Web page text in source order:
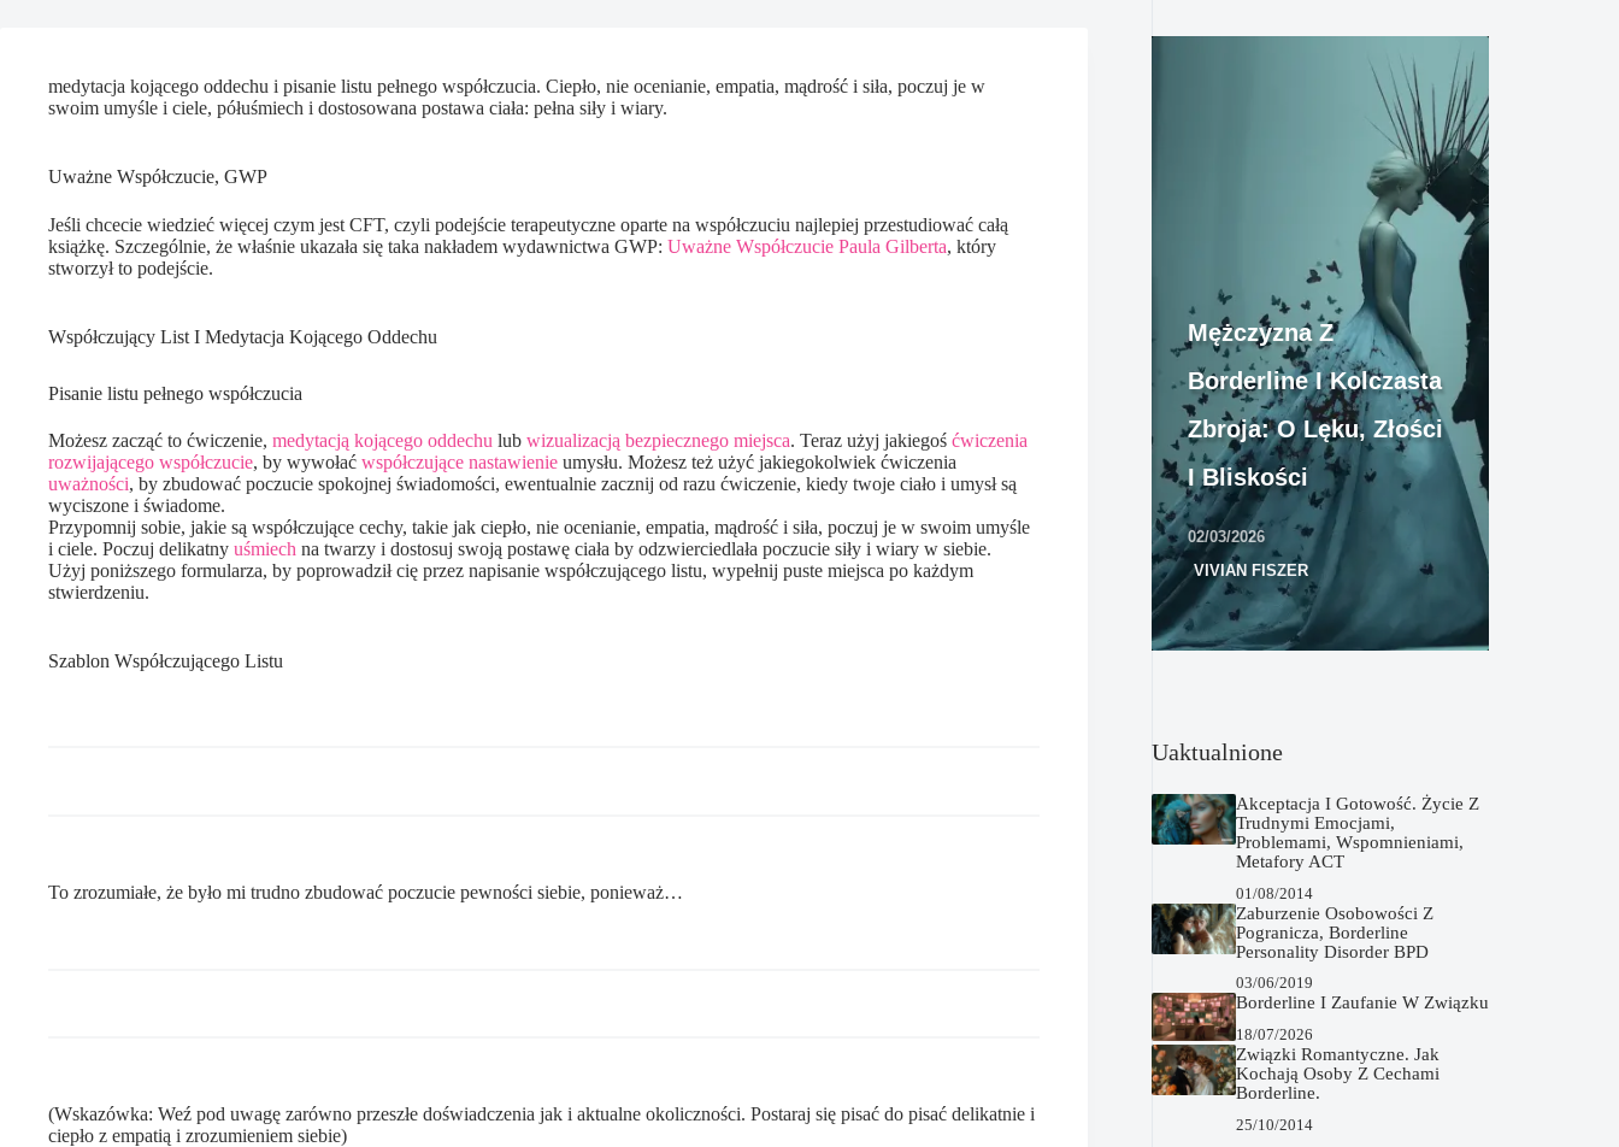
medytacja kojącego oddechu i pisanie listu pełnego współczucia. Ciepło, nie ocenianie, empatia, mądrość i siła, poczuj je w
swoim umyśle i ciele, półuśmiech i dostosowana postawa ciała: pełna siły i wiary.
Uważne Współczucie, GWP
Jeśli chcecie wiedzieć więcej czym jest CFT, czyli podejście terapeutyczne oparte na współczuciu najlepiej przestudiować całą
książkę. Szczególnie, że właśnie ukazała się taka nakładem wydawnictwa GWP: Uważne Współczucie Paula Gilberta, który
stworzył to podejście.
Współczujący List I Medytacja Kojącego Oddechu
Pisanie listu pełnego współczucia
Możesz zacząć to ćwiczenie, medytacją kojącego oddechu lub wizualizacją bezpiecznego miejsca. Teraz użyj jakiegoś ćwiczenia
rozwijającego współczucie, by wywołać współczujące nastawienie umysłu. Możesz też użyć jakiegokolwiek ćwiczenia
uważności, by zbudować poczucie spokojnej świadomości, ewentualnie zacznij od razu ćwiczenie, kiedy twoje ciało i umysł są
wyciszone i świadome.
Przypomnij sobie, jakie są współczujące cechy, takie jak ciepło, nie ocenianie, empatia, mądrość i siła, poczuj je w swoim umyśle
i ciele. Poczuj delikatny uśmiech na twarzy i dostosuj swoją postawę ciała by odzwierciedlała poczucie siły i wiary w siebie.
Użyj poniższego formularza, by poprowadził cię przez napisanie współczującego listu, wypełnij puste miejsca po każdym
stwierdzeniu.
Szablon Współczującego Listu
To zrozumiałe, że było mi trudno zbudować poczucie pewności siebie, ponieważ…
(Wskazówka: Weź pod uwagę zarówno przeszłe doświadczenia jak i aktualne okoliczności. Postaraj się pisać do pisać delikatnie i
ciepło z empatią i zrozumieniem siebie)
Mężczyzna Z
Borderline I Kolczasta
Zbroja: O Lęku, Złości
I Bliskości
02/03/2026
VIVIAN FISZER
Uaktualnione
Akceptacja I Gotowość. Życie Z
Trudnymi Emocjami,
Problemami, Wspomnieniami,
Metafory ACT
01/08/2014
Zaburzenie Osobowości Z
Pogranicza, Borderline
Personality Disorder BPD
03/06/2019
Borderline I Zaufanie W Związku
18/07/2026
Związki Romantyczne. Jak
Kochają Osoby Z Cechami
Borderline.
25/10/2014